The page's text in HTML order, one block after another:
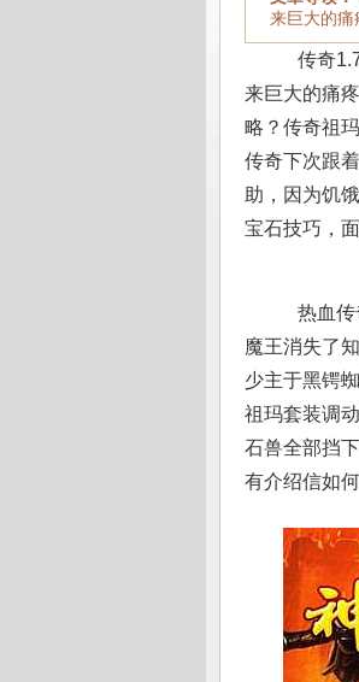
来巨大的痛
传奇
来巨大的痛
略？传奇祖
传奇下次跟
助，因为饥
宝石技巧，
热血传
魔王消失了
少主于黑锷
祖玛套装调
石兽全部挡
有介绍信如